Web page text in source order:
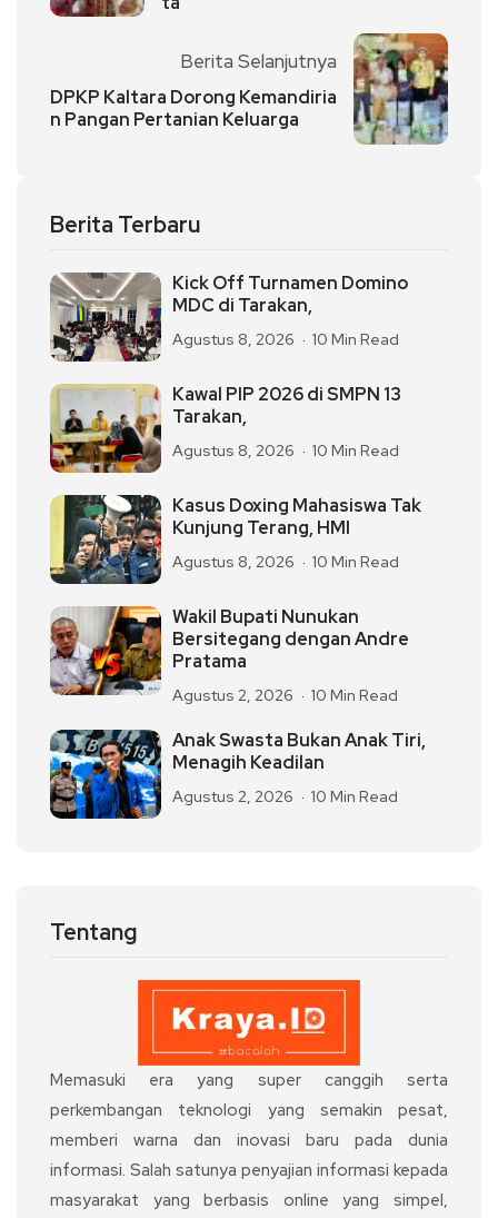
Berita Selanjutnya
DPKP Kaltara Dorong Kemandiria
n Pangan Pertanian Keluarga
Berita Terbaru
Kick Off Turnamen Domino
MDC di Tarakan,
Agustus 8, 2026 10 Min Read
Kawal PIP 2026 di SMPN 13
Tarakan,
Agustus 8, 2026 10 Min Read
Kasus Doxing Mahasiswa Tak
Kunjung Terang, HMI
Agustus 8, 2026 10 Min Read
Wakil Bupati Nunukan
Bersitegang dengan Andre
Pratama
Agustus 2, 2026 10 Min Read
Anak Swasta Bukan Anak Tiri,
Menagih Keadilan
Agustus 2, 2026 10 Min Read
Tentang
Memasuki era yang super canggih serta
perkembangan teknologi yang semakin pesat,
memberi warna dan inovasi baru pada dunia
informasi. Salah satunya penyajian informasi kepada
masyarakat yang berbasis online yang simpel,